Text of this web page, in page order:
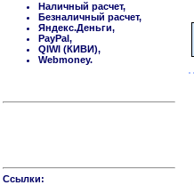
Наличный расчет,
Безналичный расчет,
Яндекс.Деньги,
PayPal,
QIWI (КИВИ),
Webmoney.
Cсылки: